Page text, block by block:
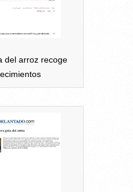
del arroz recoge